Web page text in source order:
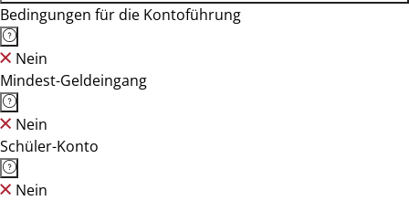
Bedingungen für die Kontoführung
Nein
Mindest-Geldeingang
Nein
Schüler-Konto
Nein